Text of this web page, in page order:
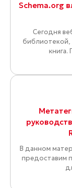
Schema.org
Сегодня
библиотекой,
книга.
В данном
предоставим